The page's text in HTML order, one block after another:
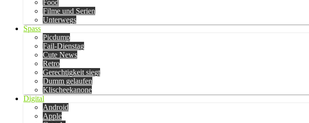
Food
Filme und Serien
Unterwegs
Spass
Picdump
Fail-Dienstag
Cute News
Retro
Gerechtigkeit siegt
Dumm gelaufen
Klischeekanone
Digital
Android
Apple